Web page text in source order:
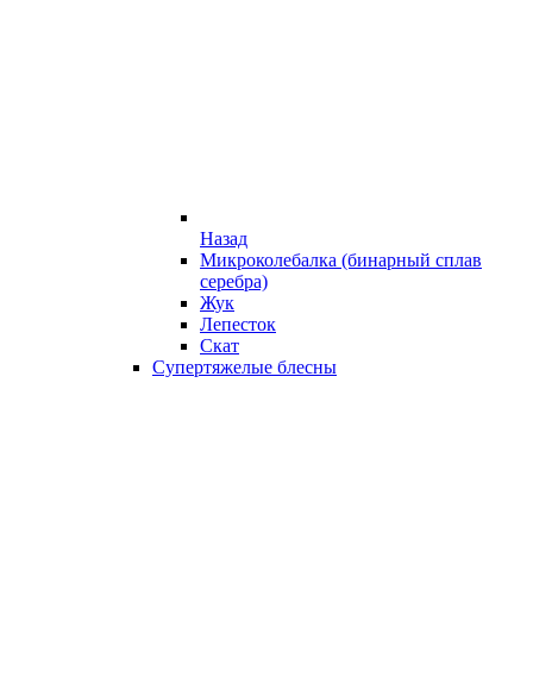
Назад
Микроколебалка (бинарный сплав
серебра)
Жук
Лепесток
Скат
Супертяжелые блесны